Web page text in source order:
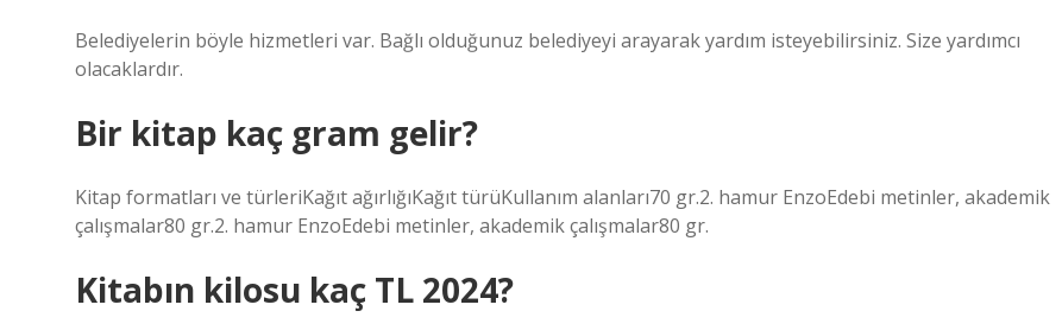
Belediyelerin böyle hizmetleri var. Bağlı olduğunuz belediyeyi arayarak yardım isteyebilirsiniz. Size yardımcı
olacaklardır.
Bir kitap kaç gram gelir?
Kitap formatları ve türleriKağıt ağırlığıKağıt türüKullanım alanları70 gr.2. hamur EnzoEdebi metinler, akademik
çalışmalar80 gr.2. hamur EnzoEdebi metinler, akademik çalışmalar80 gr.
Kitabın kilosu kaç TL 2024?